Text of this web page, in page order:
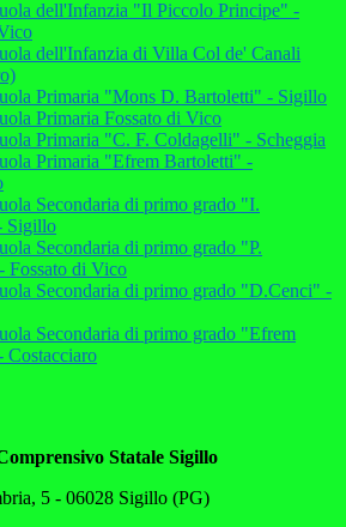
dell'Infanzia "Il Piccolo Principe" -
dell'Infanzia di Villa Col de' Canali
Primaria "Mons D. Bartoletti" - Sigillo
Primaria Fossato di Vico
Primaria "C. F. Coldagelli" - Scheggia
Primaria "Efrem Bartoletti" -
Secondaria di primo grado "I.
Sigillo
Secondaria di primo grado "P.
Fossato di Vico
Secondaria di primo grado "D.Cenci" -
Secondaria di primo grado "Efrem
Costacciaro
Statale Sigillo
5 - 06028 Sigillo (PG)